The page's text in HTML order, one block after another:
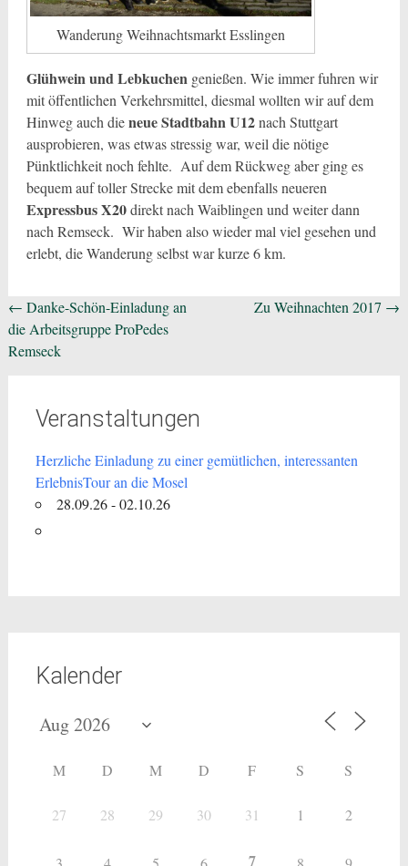
Wanderung Weihnachtsmarkt Esslingen
Glühwein und Lebkuchengenießen. Wie immer fuhren wir
mit öffentlichen Verkehrsmittel, diesmal wollten wir auf dem
Hinweg auch dieneue Stadtbahn U12nach Stuttgart
ausprobieren, was etwas stressig war, weil die nötige
Pünktlichkeit noch fehlte. Auf dem Rückweg aber ging es
bequem auf toller Strecke mit dem ebenfalls neueren
Expressbus X20direkt nach Waiblingen und weiter dann
nach Remseck. Wir haben also wieder mal viel gesehen und
erlebt, die Wanderung selbst war kurze 6 km.
Beitragsnavigation
← Danke-Schön-Einladung an
die Arbeitsgruppe ProPedes
Remseck
Zu Weihnachten 2017 →
Veranstaltungen
Herzliche Einladung zu einer gemütlichen, interessanten
ErlebnisTour an die Mosel
28.09.26 - 02.10.26
Kalender
M D M D F S S
27 28 29 30 31 1 2
7